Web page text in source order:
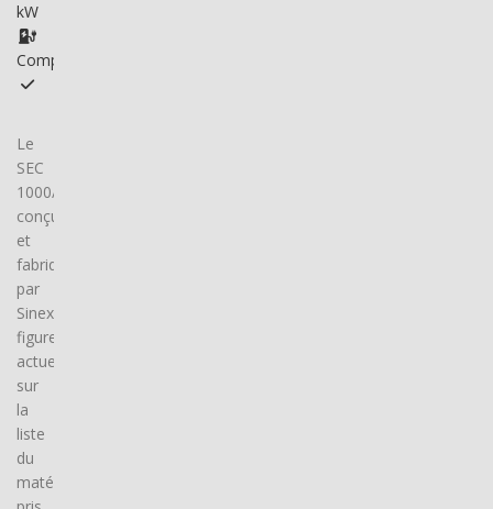
kW
Compatible
Le
SEC
1000/640Y,
conçu
et
fabriqué
par
Sinexcel,
figure
actuellement
sur
la
liste
du
matériel